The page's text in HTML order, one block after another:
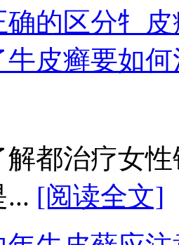
确的区分牜
牛皮癣要如
治疗女性
... [阅读全文]